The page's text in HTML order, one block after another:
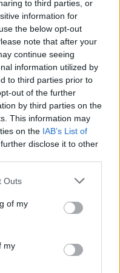
to third parties, or
information for
the below opt-out
note that after your
continue seeing
information utilized by
to third parties prior to
out of the further
by third parties on the
This information may
on the IAB’s List of
disclose it to other
Outs
of my
my
trattativa,
e certificazioni e
differenti senza
non è
scalabili
rappresentato la
e distributori
da cui iniziare. Il
accurato
ripetitive che
gestione
di aggiungere un
già frammentato.
sommando nuove
In numerosi casi la